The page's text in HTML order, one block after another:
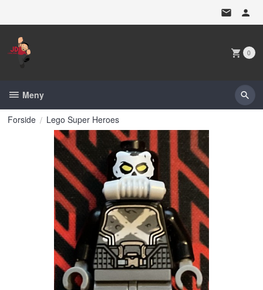
0
Meny
Forside Lego Super Heroes